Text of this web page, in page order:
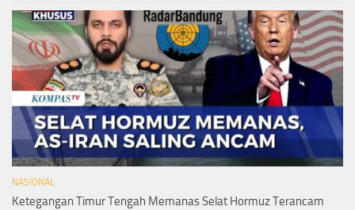
NASIONAL
Ketegangan Timur Tengah Memanas Selat Hormuz Terancam